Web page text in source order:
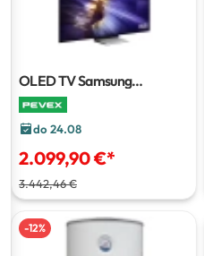
OLED TV Samsung
QE65S90FAEXXH
do 24.08
2.099,90 €*
3.442,46 €
-12%